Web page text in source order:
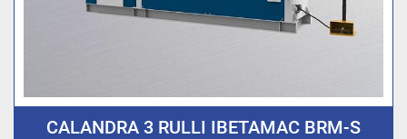
CALANDRA 3 RULLI IBETAMAC BRM-S